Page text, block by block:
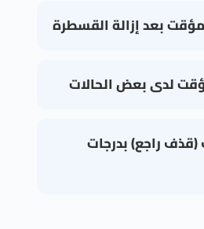
بعد إزالة القسطرة
لدى بعض الحالات
(قذف راجع) بدرجات